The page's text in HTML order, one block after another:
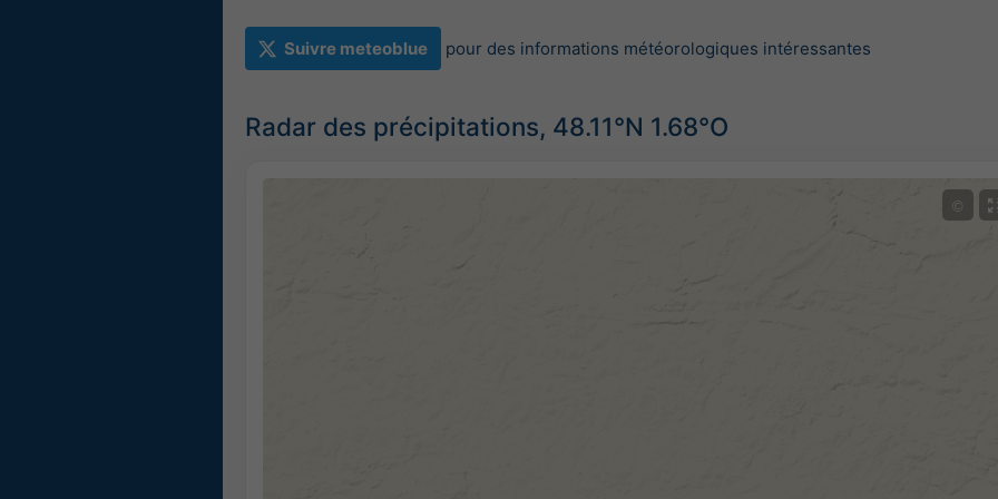
Suivre meteoblue pour des informations météorologiques intéressantes
Radar des précipitations, 48.11°N 1.68°O
©